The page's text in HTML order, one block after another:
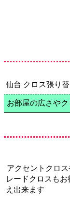
お部屋の広さや